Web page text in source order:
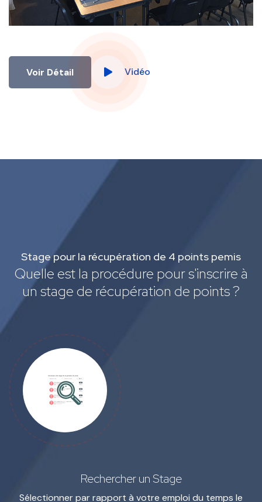
Voir Détail Vidéo
Stage pour la récupération de 4 points pemis
Quelle est la procédure pour s'inscrire à
un stage de récupération de points ?
Rechercher un Stage
Sélectionner par rapport à votre emploi du temps le